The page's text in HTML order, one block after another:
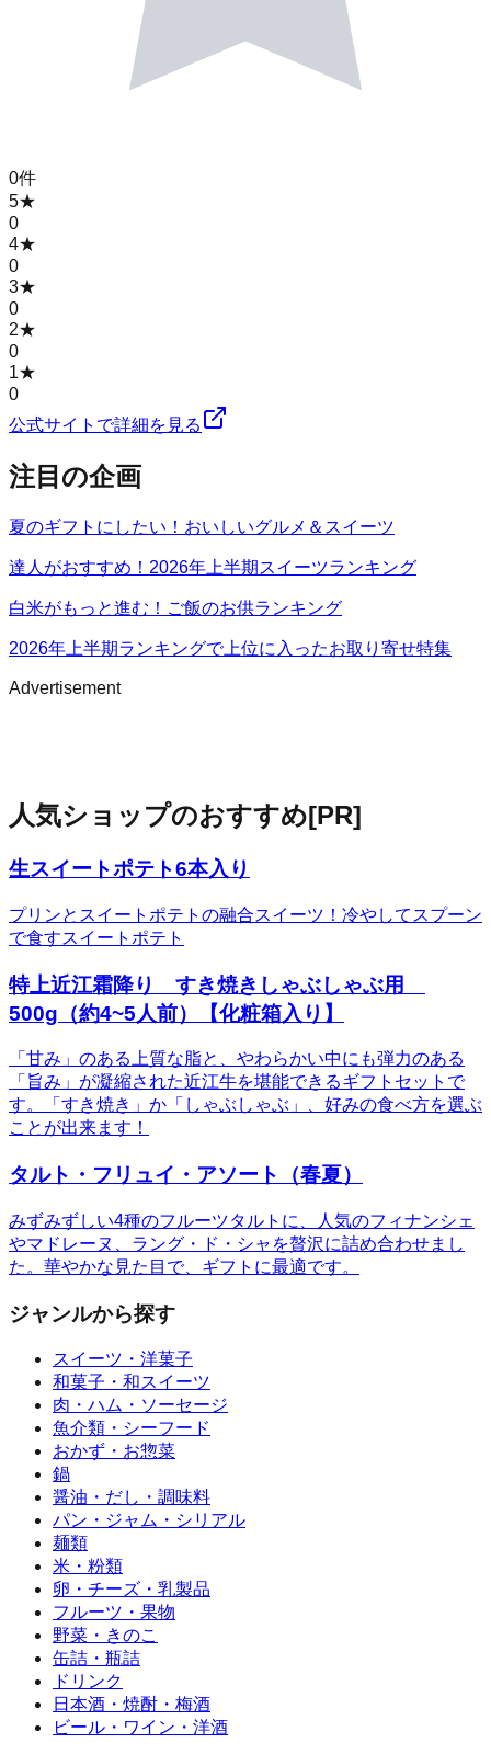
0件
5★
0
4★
0
3★
0
2★
0
1★
0
公式サイトで詳細を見る
注目の企画
夏のギフトにしたい！おいしいグルメ＆スイーツ
達人がおすすめ！2026年上半期スイーツランキング
白米がもっと進む！ご飯のお供ランキング
2026年上半期ランキングで上位に入ったお取り寄せ特集
Advertisement
人気ショップのおすすめ[PR]
生スイートポテト6本入り
プリンとスイートポテトの融合スイーツ！冷やしてスプーン
で食すスイートポテト
特上近江霜降り すき焼きしゃぶしゃぶ用
500g（約4~5人前）【化粧箱入り】
「甘み」のある上質な脂と、やわらかい中にも弾力のある
「旨み」が凝縮された近江牛を堪能できるギフトセットで
す。「すき焼き」か「しゃぶしゃぶ」、好みの食べ方を選ぶ
ことが出来ます！
タルト・フリュイ・アソート（春夏）
みずみずしい4種のフルーツタルトに、人気のフィナンシェ
やマドレーヌ、ラング・ド・シャを贅沢に詰め合わせまし
た。華やかな見た目で、ギフトに最適です。
ジャンルから探す
スイーツ・洋菓子
和菓子・和スイーツ
肉・ハム・ソーセージ
魚介類・シーフード
おかず・お惣菜
鍋
醤油・だし・調味料
パン・ジャム・シリアル
麺類
米・粉類
卵・チーズ・乳製品
フルーツ・果物
野菜・きのこ
缶詰・瓶詰
ドリンク
日本酒・焼酎・梅酒
ビール・ワイン・洋酒